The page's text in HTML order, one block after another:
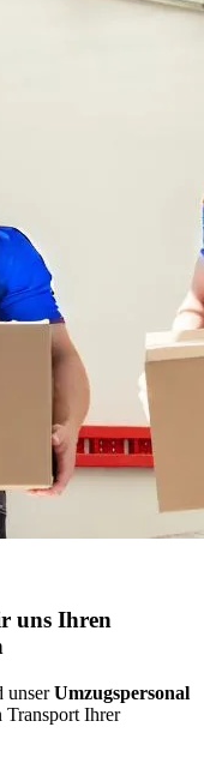
uns Ihren
unserUmzugspersonal
Transport Ihrer